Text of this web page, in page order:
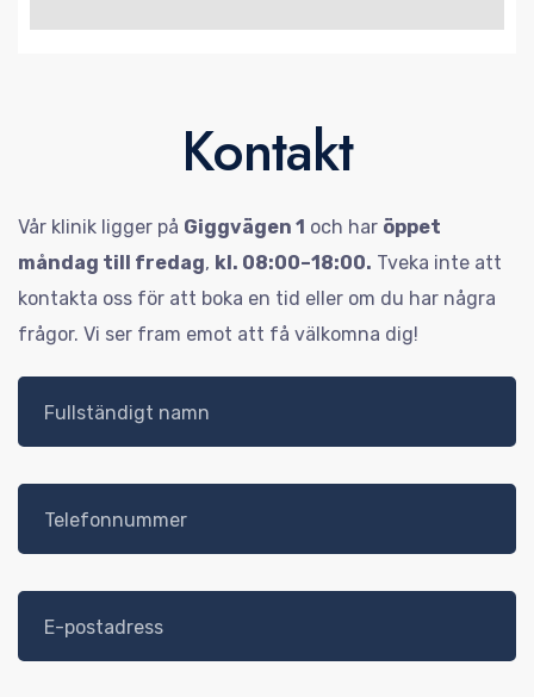
Kontakt
Vår klinik ligger på Giggvägen 1 och har öppet
måndag till fredag, kl. 08:00–18:00. Tveka inte att
kontakta oss för att boka en tid eller om du har några
frågor. Vi ser fram emot att få välkomna dig!